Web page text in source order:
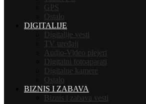
GPS
Ostalo
DIGITALIJE
Digitalije vesti
TV uređaji
Audio-Video plejeri
Digitalni fotoaparati
Digitalne kamere
Ostalo
BIZNIS I ZABAVA
Biznis i zabava vesti